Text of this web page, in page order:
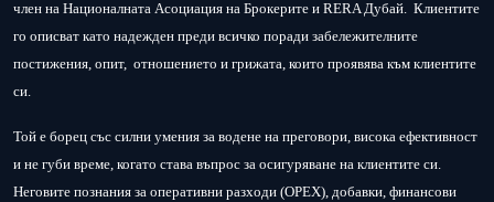
член на Националната Асоциация на Брокерите и RERA Дубай. Клиентите
го описват като надежден преди всичко поради забележителните
постижения, опит, отношението и грижата, които проявява към клиентите
си.
Той е борец със силни умения за водене на преговори, висока ефективност
и не губи време, когато става въпрос за осигуряване на клиентите си.
Неговите познания за оперативни разходи (ОРЕХ), добавки, финансови